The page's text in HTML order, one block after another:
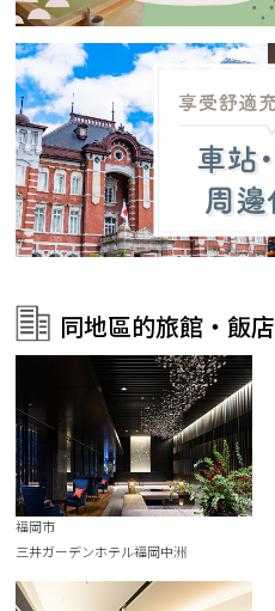
同地區的旅館・飯店
福岡市
三井ガーデンホテル福岡中洲